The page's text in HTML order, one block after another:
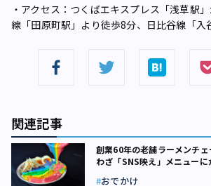
・アクセス：つくばエキスプレス「浅草駅
線「田原町駅」より徒歩8分、日比谷線「入
関連記事
創業60年の老舗ラーメンチ
わざ「SNS映え」メニューに
おでかけ